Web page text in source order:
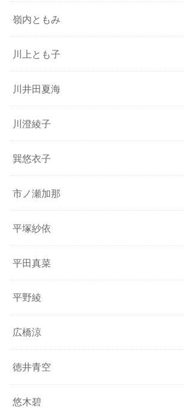
嶺内ともみ
川上とも子
川井田夏海
川澄綾子
巽悠衣子
市ノ瀬加那
平塚紗依
平田真菜
平野綾
広橋涼
徳井青空
悠木碧